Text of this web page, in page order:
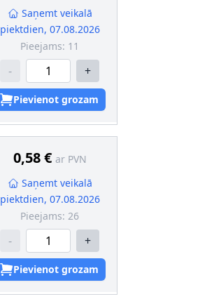
Saņemt veikalā
piektdien, 07.08.2026
Pieejams: 11
- +
Pievienot grozam
0,58 € ar PVN
Saņemt veikalā
piektdien, 07.08.2026
Pieejams: 26
- +
Pievienot grozam